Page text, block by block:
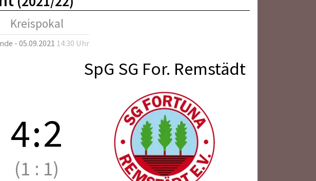
Kreispokal
- 05.09.2021 14:30 Uhr
SpG SG For. Remstädt
4:2
(1 : 1)